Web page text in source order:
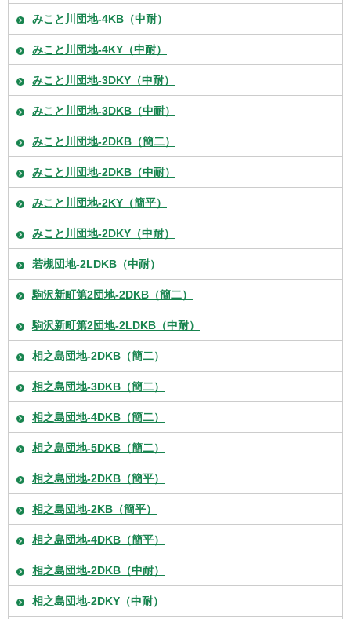
みこと川団地-4KB（中耐）
みこと川団地-4KY（中耐）
みこと川団地-3DKY（中耐）
みこと川団地-3DKB（中耐）
みこと川団地-2DKB（簡二）
みこと川団地-2DKB（中耐）
みこと川団地-2KY（簡平）
みこと川団地-2DKY（中耐）
若槻団地-2LDKB（中耐）
駒沢新町第2団地-2DKB（簡二）
駒沢新町第2団地-2LDKB（中耐）
相之島団地-2DKB（簡二）
相之島団地-3DKB（簡二）
相之島団地-4DKB（簡二）
相之島団地-5DKB（簡二）
相之島団地-2DKB（簡平）
相之島団地-2KB（簡平）
相之島団地-4DKB（簡平）
相之島団地-2DKB（中耐）
相之島団地-2DKY（中耐）